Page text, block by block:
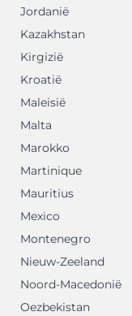
Jordanië
Kazakhstan
Kirgizië
Kroatië
Maleisië
Malta
Marokko
Martinique
Mauritius
Mexico
Montenegro
Nieuw-Zeeland
Noord-Macedonië
Oezbekistan